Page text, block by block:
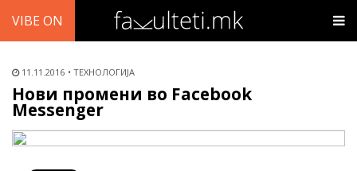
VIBE ON
11.11.2016 ТЕХНОЛОГИЈА
Нови промени во Facebook
Messenger